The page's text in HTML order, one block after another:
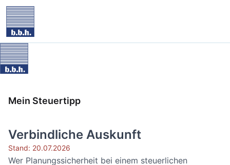
Mein Steuertipp
Verbindliche Auskunft
Stand: 20.07.2026
Wer Planungssicherheit bei einem steuerlichen